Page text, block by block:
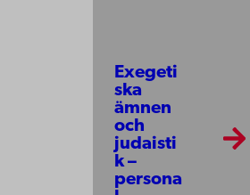
Exegeti
ska
ämnen
och
judaisti
k –
persona